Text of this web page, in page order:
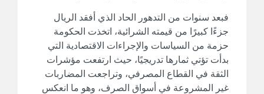
فبعد سنوات من التدهور الحاد الذي أفقد الريال
جزءًا كبيرًا من قيمته الشرائية، اتخذت الحكومة
حزمة من السياسات والإجراءات الاقتصادية التي
بدأت تؤتي ثمارها تدريجيًا، حيث ارتفعت مؤشرات
الثقة في القطاع المصرفي، وتراجعت المضاربات
غير المشروعة في أسواق الصرف، وهو ما انعكس